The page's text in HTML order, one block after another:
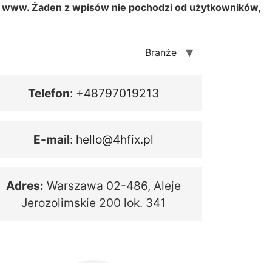
Żaden z wpisów nie pochodzi od użytkowników,
Branże
Telefon: +48797019213
E-mail: hello@4hfix.pl
Adres: Warszawa 02-486, Aleje
Jerozolimskie 200 lok. 341